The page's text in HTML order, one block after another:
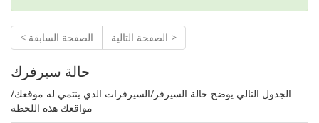
< الصفحة السابقة الصفحة التالية >
حالة سيرفرك
الجدول التالي يوضح حالة السيرفر/السيرفرات الذي ينتمي له موقعك/
مواقعك هذه اللحظة